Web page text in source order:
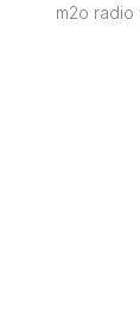
m2o